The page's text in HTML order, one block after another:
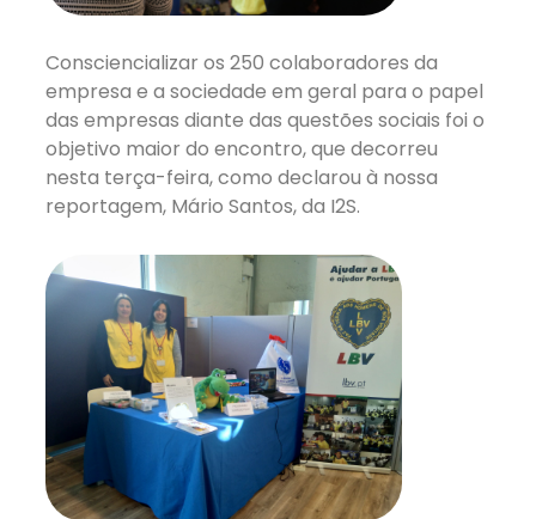
Consciencializar os 250 colaboradores da
empresa e a sociedade em geral para o papel
das empresas diante das questões sociais foi o
objetivo maior do encontro, que decorreu
nesta terça-feira, como declarou à nossa
reportagem, Mário Santos, da I2S.